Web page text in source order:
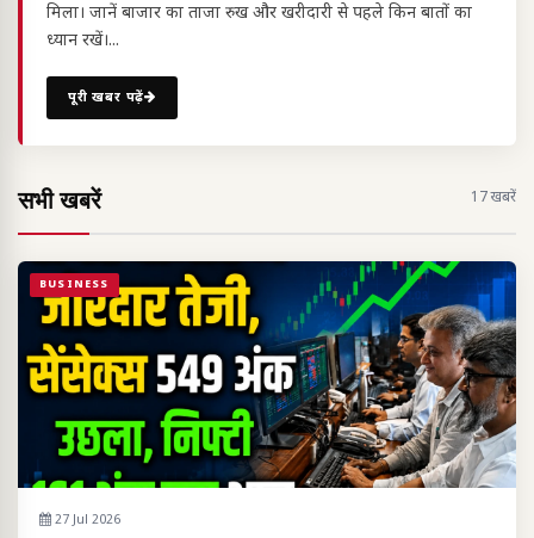
मिला। जानें बाजार का ताजा रुख और खरीदारी से पहले किन बातों का
ध्यान रखें।...
पूरी खबर पढ़ें
सभी खबरें 17 खबरें
BUSINESS
27 Jul 2026